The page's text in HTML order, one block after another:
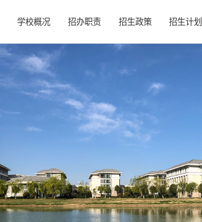
学校概况 招办职责 招生政策 招生计划